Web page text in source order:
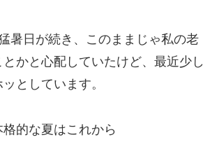
暑日が続き、このままじゃ私の老
かと心配していたけど、最近少し
としています。
的な夏はこれから